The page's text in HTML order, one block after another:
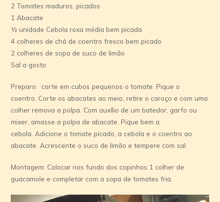
2 Tomates maduros, picados
1 Abacate
½ unidade Cebola roxa média bem picada
4 colheres de chá de coentro fresco bem picado
2 colheres de sopa de suco de limão
Sal a gosto
Preparo: corte em cubos pequenos o tomate. Pique o
coentro. Corte os abacates ao meio, retire o caroço e com uma
colher remova a polpa. Com auxílio de um batedor, garfo ou
mixer, amasse a polpa de abacate. Pique bem a
cebola. Adicione o tomate picado, a cebola e o coentro ao
abacate. Acrescente o suco de limão e tempere com sal.
Montagem: Colocar nos fundo dos copinhos 1 colher de
guacamole e completar com a sopa de tomates fria.